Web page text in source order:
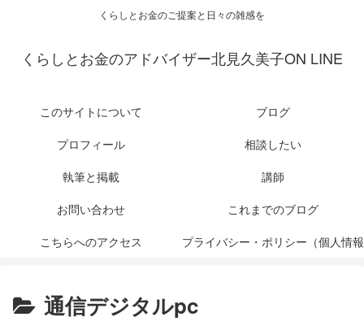
くらしとお金のご提案と日々の雑感を
くらしとお金のアドバイザー北見久美子ON LINE
このサイトについて
ブログ
プロフィール
相談したい
執筆と掲載
講師
お問い合わせ
これまでのブログ
こちらへのアクセス
プライバシー・ポリシー（個人情報
通信デジタルpc